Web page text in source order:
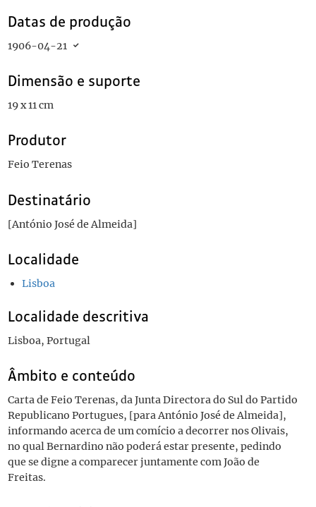
Datas de produção
1906-04-21
Dimensão e suporte
19 x 11 cm
Produtor
Feio Terenas
Destinatário
[António José de Almeida]
Localidade
Lisboa
Localidade descritiva
Lisboa, Portugal
Âmbito e conteúdo
Carta de Feio Terenas, da Junta Directora do Sul do Partido
Republicano Portugues, [para António José de Almeida],
informando acerca de um comício a decorrer nos Olivais,
no qual Bernardino não poderá estar presente, pedindo
que se digne a comparecer juntamente com João de
Freitas.